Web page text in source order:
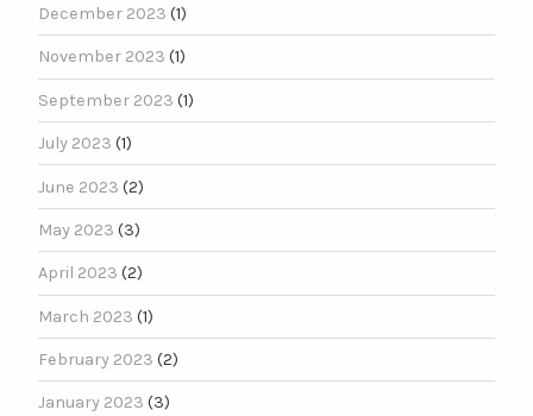
December 2023 (1)
November 2023 (1)
September 2023 (1)
July 2023 (1)
June 2023 (2)
May 2023 (3)
April 2023 (2)
March 2023 (1)
February 2023 (2)
January 2023 (3)